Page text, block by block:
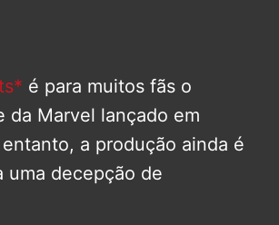
é para muitos fãs o
da Marvel lançado em
a produção ainda é
uma decepção de